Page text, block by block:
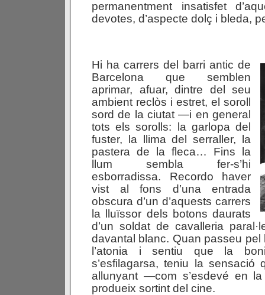
permanentment insatisfet
devotes, d’aspecte dolç i bleda,
Hi ha carrers del barri antic de
Barcelona que semblen
aprimar, afuar, dintre del seu
ambient reclòs i estret, el soroll
sord de la ciutat —i en general
tots els sorolls: la garlopa del
fuster, la llima del serraller, la
pastera de la fleca… Fins la
llum sembla fer-s’hi
esborradissa. Recordo haver
vist al fons d’una entrada
obscura d’un d’aquests carrers
la lluïssor dels botons daurats
d’un soldat de cavalleria
davantal blanc. Quan passeu pel
l’atonia i sentiu que la
s’esfilagarsa, teniu la
allunyant —com s’esdevé en
produeix sortint del cine.